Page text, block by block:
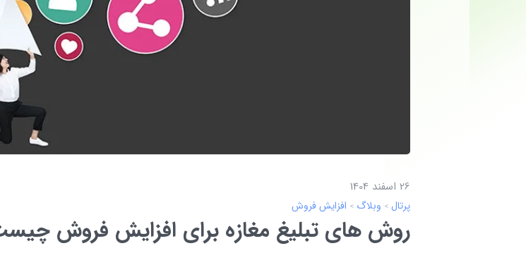
26 اسفند 1404
پرتال وبلاگ افزایش فروش
روش های تبلیغ مغازه برای افزایش فروش